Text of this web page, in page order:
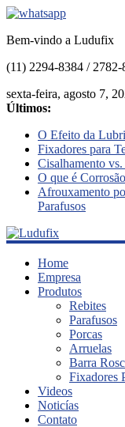
Bem-vindo a Ludufix
(11) 2294-8384 / 2782-
sexta-feira, agosto 7,
Últimos:
O Efeito da
Fixadores para
Cisalhamento
O que é
Afrouxamento
Parafusos
Ludufix
Fixadores
Home
Empresa
Produtos
Rebites
Parafusos
Porcas
Arruelas
Barra
Fixadores
Videos
Noticías
Contato